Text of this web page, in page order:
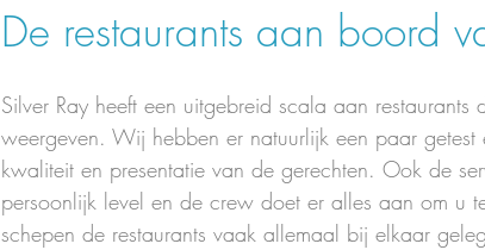
De restaurants aan boord
Silver Ray heeft een uitgebreid scala aan
weergeven. Wij hebben er natuurlijk een paar
kwaliteit en presentatie van de gerechten. Ook de
persoonlijk level en de crew doet er alles aan om u
schepen de restaurants vaak allemaal bij elkaar